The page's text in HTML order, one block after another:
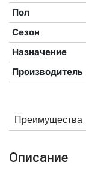
Пол
Сезон
Назначение
Производитель
Преимущества
Описание